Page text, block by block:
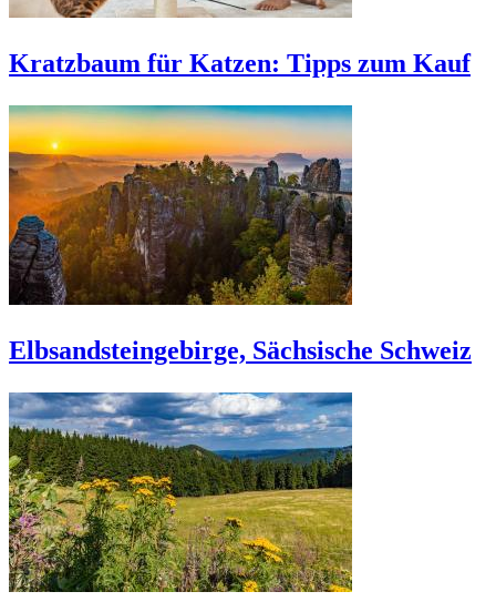
Kratzbaum für Katzen: Tipps zum Kauf
Elbsandsteingebirge, Sächsische Schweiz